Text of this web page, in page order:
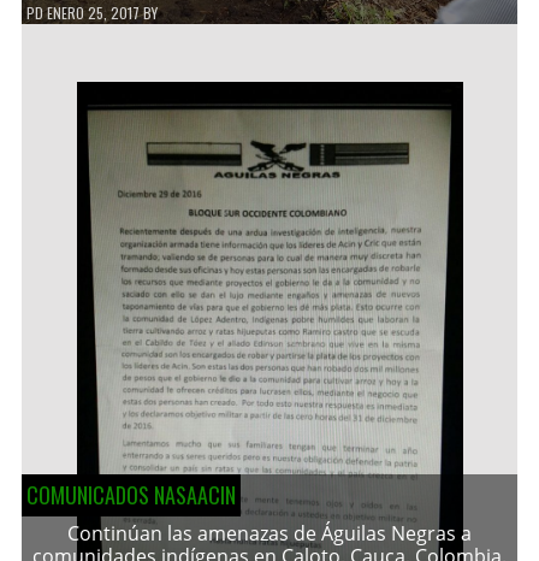
PDENERO 25, 2017BY
COMUNICADOS NASAACIN
Continúan las amenazas de Águilas Negras a